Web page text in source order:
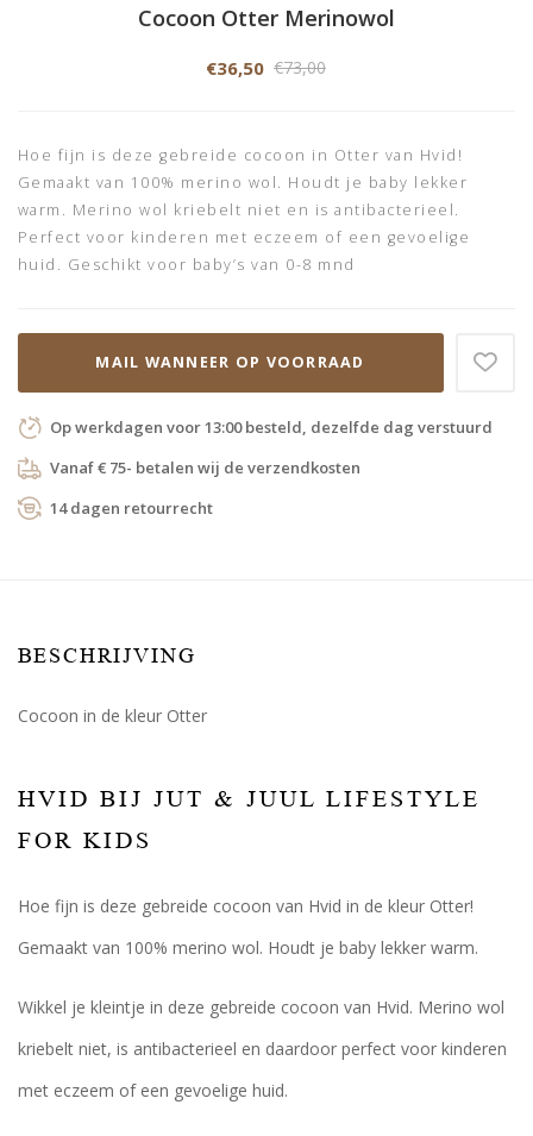
Cocoon Otter Merinowol
€36,50 €73,00
Hoe fijn is deze gebreide cocoon in Otter van Hvid!
Gemaakt van 100% merino wol. Houdt je baby lekker
warm. Merino wol kriebelt niet en is antibacterieel.
Perfect voor kinderen met eczeem of een gevoelige
huid. Geschikt voor baby’s van 0-8 mnd
MAIL WANNEER OP VOORRAAD
Op werkdagen voor 13:00 besteld, dezelfde dag verstuurd
Vanaf € 75- betalen wij de verzendkosten
14 dagen retourrecht
BESCHRIJVING
Cocoon in de kleur Otter
HVID BIJ JUT & JUUL LIFESTYLE
FOR KIDS
Hoe fijn is deze gebreide cocoon van Hvid in de kleur Otter!
Gemaakt van 100% merino wol. Houdt je baby lekker warm.
Wikkel je kleintje in deze gebreide cocoon van Hvid. Merino wol
kriebelt niet, is antibacterieel en daardoor perfect voor kinderen
met eczeem of een gevoelige huid.